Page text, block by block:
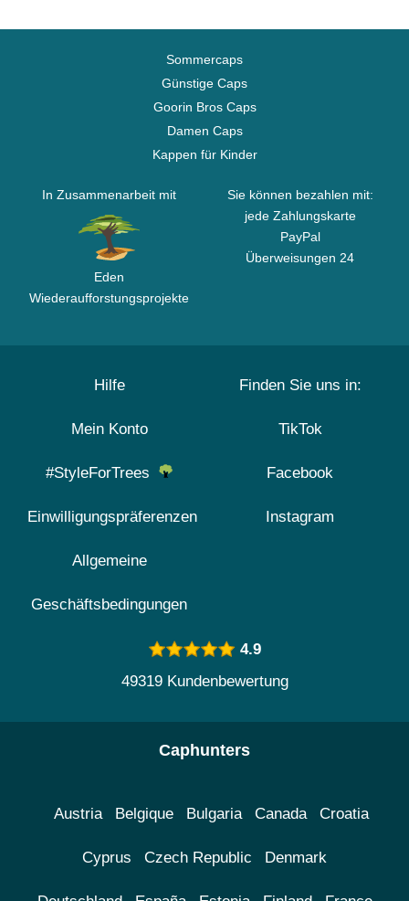
Sommercaps
Günstige Caps
Goorin Bros Caps
Damen Caps
Kappen für Kinder
In Zusammenarbeit mit
Eden
Wiederaufforstungsprojekte
Sie können bezahlen mit:
jede Zahlungskarte
PayPal
Überweisungen 24
Hilfe
Mein Konto
#StyleForTrees
Einwilligungspräferenzen
Allgemeine
Geschäftsbedingungen
Finden Sie uns in:
TikTok
Facebook
Instagram
4.9
49319 Kundenbewertung
Caphunters
Austria Belgique Bulgaria Canada Croatia
Cyprus Czech Republic Denmark